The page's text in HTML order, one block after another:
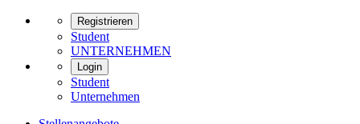
Registrieren
Student
UNTERNEHMEN
Login
Student
Unternehmen